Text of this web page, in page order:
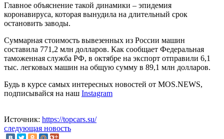
Главное объяснение такой динамики – эпидемия
коронавируса, которая вынудила на длительный срок
остановить заводы.
Суммарная стоимость вывезенных из России машин
составила 771,2 млн долларов. Как сообщает Федеральная
таможенная служба РФ, в октябре на экспорт отправили 6,1
тыс. легковых машин на общую сумму в 89,1 млн долларов.
Будь в курсе самых интересных новостей от MOS.NEWS,
подписывайся на наш Instagram
Источник: https://topcars.su/
следующая новость